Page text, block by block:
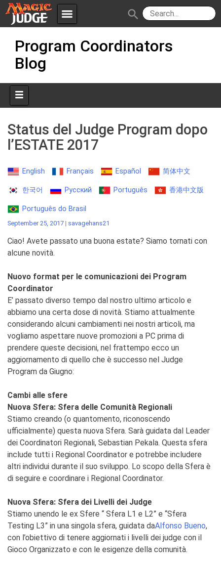
menu
JudgeApps
Policies
search
content
Program Coordinators
Blog
Status del Judge Program dopo
l’ESTATE 2017
English Français Español 简体中文
한국어 Русский Português 香港中文版
Português do Brasil
September 25, 2017 | savagehans21
Ciao! Avete passato una buona estate? Siamo tornati con
alcune novità.
Nuovo format per le comunicazioni dei Program
Coordinator
E’ passato diverso tempo dal nostro ultimo articolo e
abbiamo una certa dose di novità. Stiamo attualmente
considerando alcuni cambiamenti nei nostri articoli, ma
vogliamo aspettare nuove promozioni a PC prima di
prendere queste decisioni, nel frattempo ecco un
aggiornamento di quello che è successo nel Judge
Program da Giugno:
Cambi alle sfere
Nuova Sfera: Sfera delle Comunità Regionali
Stiamo creando (o quantomento, riconoscendo
ufficialmente) questa nuova Sfera. Sarà guidata dal Leader
dei Coordinatori Regionali, Sebastian Pekala. Questa sfera
include tutti i Regional Coordinator e potrebbe includere
altri individui durante il suo sviluppo. Lo scopo della Sfera è
di seguire e coordinare i Regional Coordinator.
Nuova Sfera: Sfera dei Livelli dei Judge
Stiamo unendo le ex Sfere “ Sfera L1 e L2” e “Sfera
Testing L3” in una singola sfera, guidata daAlfonso Bueno,
con l’obiettivo di tenere aggiornati i livelli dei judge con il
Gioco Organizzato e con le esigenze della comunità.